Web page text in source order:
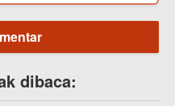
dibaca: